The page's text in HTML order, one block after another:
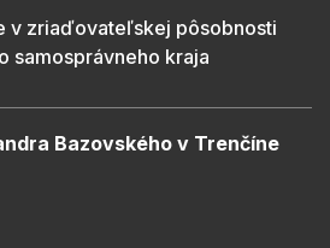
v zriaďovateľskej pôsobnosti
samosprávneho kraja
Bazovského v Trenčíne